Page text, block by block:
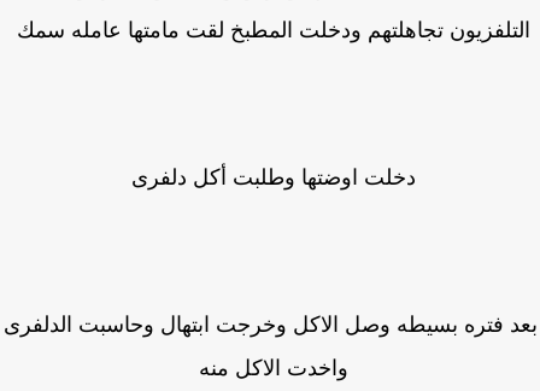
تجاهلتهم ودخلت المطبخ لقت مامتها عامله سمك
دخلت اوضتها وطلبت أكل دلفرى
فتره بسيطه وصل الاكل وخرجت ابتهال وحاسبت الدلفرى
واخدت الاكل منه